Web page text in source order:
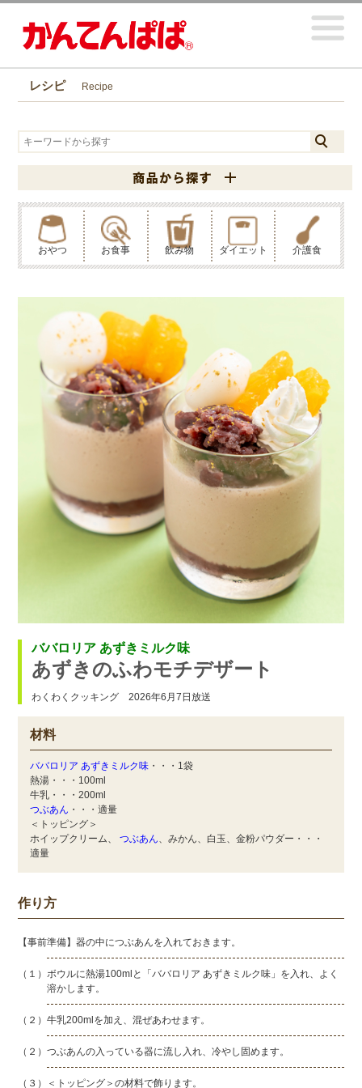
レシピ Recipe
おやつ お食事 飲み物 ダイエット 介護食
ババロリア あずきミルク味
あずきのふわモチデザート
わくわくクッキング 2026年6月7日放送
材料
ババロリア あずきミルク味 ・・・1袋
熱湯・・・100ml
牛乳・・・200ml
つぶあん ・・・適量
＜トッピング＞
ホイップクリーム、
つぶあん、みかん、白玉、金粉パウダー・・・
適量
作り方
【事前準備】器の中につぶあんを入れておきます。
（１）ボウルに熱湯100mlと「ババロリア あずきミルク味」を入れ、よく
溶かします。
（２）牛乳200mlを加え、混ぜあわせます。
（２）つぶあんの入っている器に流し入れ、冷やし固めます。
（３）＜トッピング＞の材料で飾ります。